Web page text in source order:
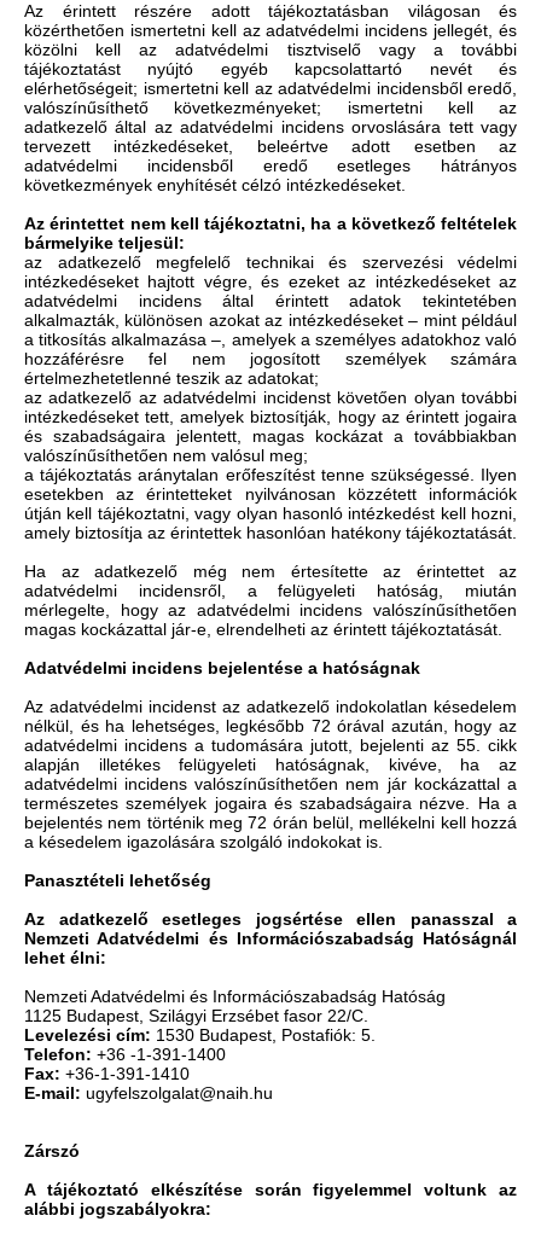
Az érintett részére adott tájékoztatásban világosan és
közérthetően ismertetni kell az adatvédelmi incidens jellegét, és
közölni kell az adatvédelmi tisztviselő vagy a további
tájékoztatást nyújtó egyéb kapcsolattartó nevét és
elérhetőségeit; ismertetni kell az adatvédelmi incidensből eredő,
valószínűsíthető következményeket; ismertetni kell az
adatkezelő által az adatvédelmi incidens orvoslására tett vagy
tervezett intézkedéseket, beleértve adott esetben az
adatvédelmi incidensből eredő esetleges hátrányos
következmények enyhítését célzó intézkedéseket.
Az érintettet nem kell tájékoztatni, ha a következő feltételek
bármelyike teljesül:
az adatkezelő megfelelő technikai és szervezési védelmi
intézkedéseket hajtott végre, és ezeket az intézkedéseket az
adatvédelmi incidens által érintett adatok tekintetében
alkalmazták, különösen azokat az intézkedéseket – mint például
a titkosítás alkalmazása –, amelyek a személyes adatokhoz való
hozzáférésre fel nem jogosított személyek számára
értelmezhetetlenné teszik az adatokat;
az adatkezelő az adatvédelmi incidenst követően olyan további
intézkedéseket tett, amelyek biztosítják, hogy az érintett jogaira
és szabadságaira jelentett, magas kockázat a továbbiakban
valószínűsíthetően nem valósul meg;
a tájékoztatás aránytalan erőfeszítést tenne szükségessé. Ilyen
esetekben az érintetteket nyilvánosan közzétett információk
útján kell tájékoztatni, vagy olyan hasonló intézkedést kell hozni,
amely biztosítja az érintettek hasonlóan hatékony tájékoztatását.
Ha az adatkezelő még nem értesítette az érintettet az
adatvédelmi incidensről, a felügyeleti hatóság, miután
mérlegelte, hogy az adatvédelmi incidens valószínűsíthetően
magas kockázattal jár-e, elrendelheti az érintett tájékoztatását.
Adatvédelmi incidens bejelentése a hatóságnak
Az adatvédelmi incidenst az adatkezelő indokolatlan késedelem
nélkül, és ha lehetséges, legkésőbb 72 órával azután, hogy az
adatvédelmi incidens a tudomására jutott, bejelenti az 55. cikk
alapján illetékes felügyeleti hatóságnak, kivéve, ha az
adatvédelmi incidens valószínűsíthetően nem jár kockázattal a
természetes személyek jogaira és szabadságaira nézve. Ha a
bejelentés nem történik meg 72 órán belül, mellékelni kell hozzá
a késedelem igazolására szolgáló indokokat is.
Panasztételi lehetőség
Az adatkezelő esetleges jogsértése ellen panasszal a
Nemzeti Adatvédelmi és Információszabadság Hatóságnál
lehet élni:
Nemzeti Adatvédelmi és Információszabadság Hatóság
1125 Budapest, Szilágyi Erzsébet fasor 22/C.
Levelezési cím: 1530 Budapest, Postafiók: 5.
Telefon: +36 -1-391-1400
Fax: +36-1-391-1410
E-mail: ugyfelszolgalat@naih.hu
Zárszó
A tájékoztató elkészítése során figyelemmel voltunk az
alábbi jogszabályokra: